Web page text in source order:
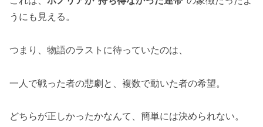
うにも見える。
つまり、物語のラストに待っていたのは、
一人で戦った者の悲劇と、複数で動いた者の希望。
どちらが正しかったかなんて、簡単には決められない。